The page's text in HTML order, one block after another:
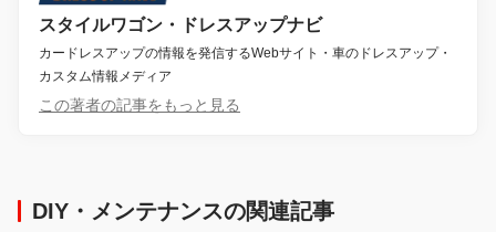
スタイルワゴン・ドレスアップナビ
カードレスアップの情報を発信するWebサイト・車のドレスアップ・
カスタム情報メディア
この著者の記事をもっと見る
DIY・メンテナンスの関連記事